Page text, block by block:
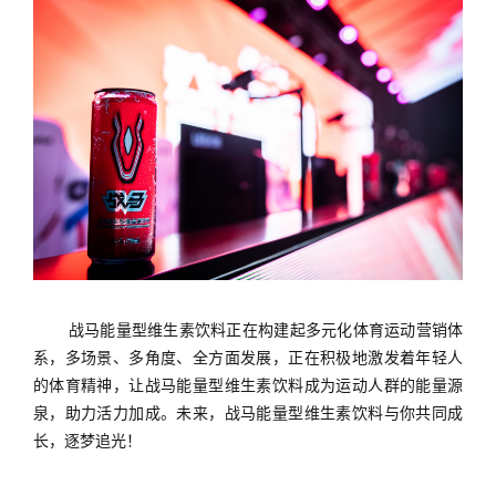
战马能量型维生素饮料正在构建起多元化体育运动营销体
系，多场景、多角度、全方面发展，正在积极地激发着年轻人
的体育精神，让战马能量型维生素饮料成为运动人群的能量源
泉，助力活力加成。未来，战马能量型维生素饮料与你共同成
长，逐梦追光！